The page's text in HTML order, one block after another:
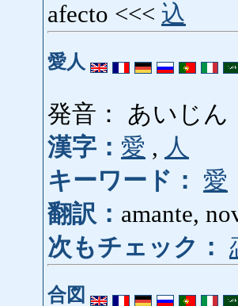
afecto <<< 込
愛人
発音： あいじん
漢字： 愛 , 人
キーワード：
愛
翻訳： amante,
次もチェック：
合図